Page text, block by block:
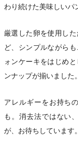
わり続けた美味しいパ
厳選した卵を使用し
ど、シンプルながら
ォンケーキをはじめ
ンナップが揃いました。
アレルギーをお持ち
も。消去法ではない
が、お待ちしています。